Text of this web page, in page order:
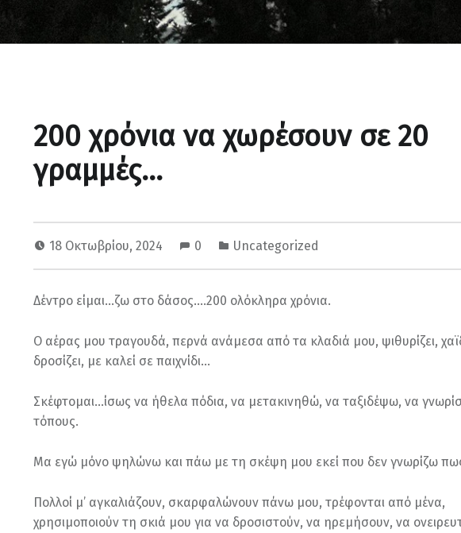
200 χρόνια να χωρέσουν σε 20
γραμμές…
18 Οκτωβρίου, 2024 0 Uncategorized
Δέντρο είμαι…ζω στο δάσος….200 ολόκληρα χρόνια.
Ο αέρας μου τραγουδά, περνά ανάμεσα από τα κλαδιά μου, ψιθυρίζει,
δροσίζει, με καλεί σε παιχνίδι…
Σκέφτομαι…ίσως να ήθελα πόδια, να μετακινηθώ, να ταξιδέψω, να
τόπους.
Μα εγώ μόνο ψηλώνω και πάω με τη σκέψη μου εκεί που δεν γνωρίζω
Πολλοί μ’ αγκαλιάζουν, σκαρφαλώνουν πάνω μου, τρέφονται από μένα,
χρησιμοποιούν τη σκιά μου για να δροσιστούν, να ηρεμήσουν, να